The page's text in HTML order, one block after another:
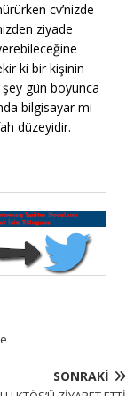
cv’nizde
ziyade
ki bir kişinin
şey gün boyunca
bilgisayar mı
düzeyidir.
SONRAKI